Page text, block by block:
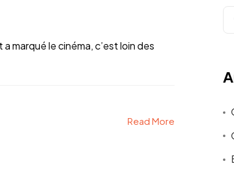
marqué le cinéma, c’est loin des
Read More